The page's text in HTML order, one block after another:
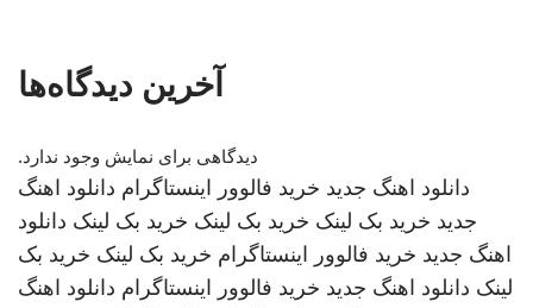
آخرین دیدگاه‌ها
دیدگاهی برای نمایش وجود ندارد.
دانلود اهنگ جدید خرید فالوور اینستاگرام دانلود اهنگ
جدید خرید بک لینک خرید بک لینک خرید بک لینک دانلود
اهنگ جدید خرید فالوور اینستاگرام خرید بک لینک خرید بک
لینک دانلود اهنگ جدید خرید فالوور اینستاگرام دانلود اهنگ